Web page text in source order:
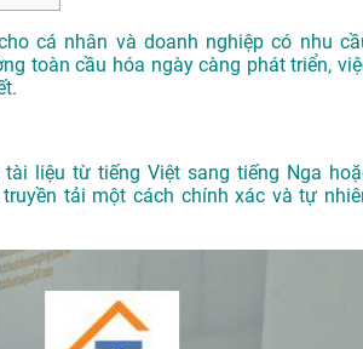
cá nhân và doanh nghiệp có nhu
toàn cầu hóa ngày càng phát triển,
liệu từ tiếng Việt sang tiếng Nga
tải một cách chính xác và tự